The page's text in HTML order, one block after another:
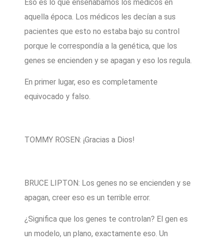
Eso es lo que enseñábamos los médicos en
aquella época. Los médicos les decían a sus
pacientes que esto no estaba bajo su control
porque le correspondía a la genética, que los
genes se encienden y se apagan y eso los regula.
En primer lugar, eso es completamente
equivocado y falso.
TOMMY ROSEN: ¡Gracias a Dios!
BRUCE LIPTON: Los genes no se encienden y se
apagan, creer eso es un terrible error.
¿Significa que los genes te controlan? El gen es
un modelo, un plano, exactamente eso. Un